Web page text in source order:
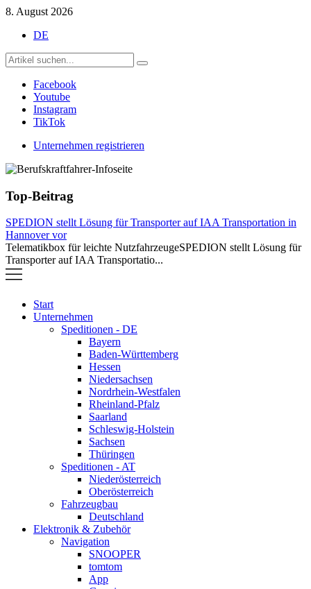
8. August 2026
DE
Facebook
Youtube
Instagram
TikTok
Unternehmen registrieren
Berufskraftfahrer-Infoseite
Top-Beitrag
SPEDION stellt Lösung für Transporter auf IAA Transportation in
Hannover vor
Telematikbox für leichte NutzfahrzeugeSPEDION stellt Lösung für
Transporter auf IAA Transportatio...
Start
Unternehmen
Speditionen - DE
Bayern
Baden-Württemberg
Hessen
Niedersachsen
Nordrhein-Westfalen
Rheinland-Pfalz
Saarland
Schleswig-Holstein
Sachsen
Thüringen
Speditionen - AT
Niederösterreich
Oberösterreich
Fahrzeugbau
Deutschland
Elektronik & Zubehör
Navigation
SNOOPER
tomtom
App